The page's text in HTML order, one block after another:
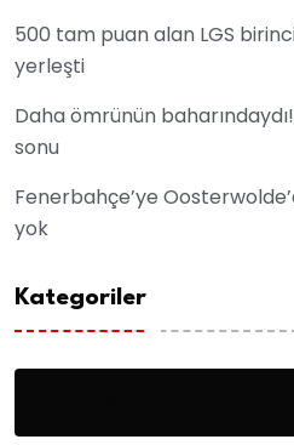
500 tam puan alan LGS
yerleşti
Daha ömrünün baharındaydı!
sonu
Fenerbahçe’ye
yok
Kategoriler